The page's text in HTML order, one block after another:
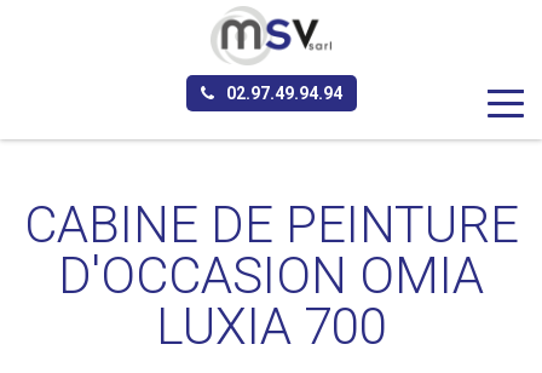
02.97.49.94.94
CABINE DE PEINTURE
D'OCCASION OMIA
LUXIA 700